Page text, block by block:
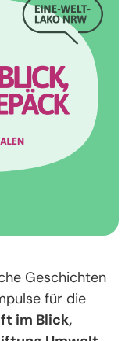
Geschichten
für die
im Blick,